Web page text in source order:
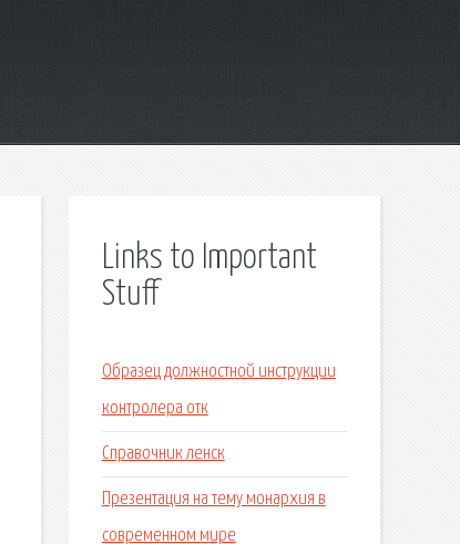
Links to Important
Stuff
Образец должностной инструкции
контролера отк
Справочник ленск
Презентация на тему монархия в
современном мире